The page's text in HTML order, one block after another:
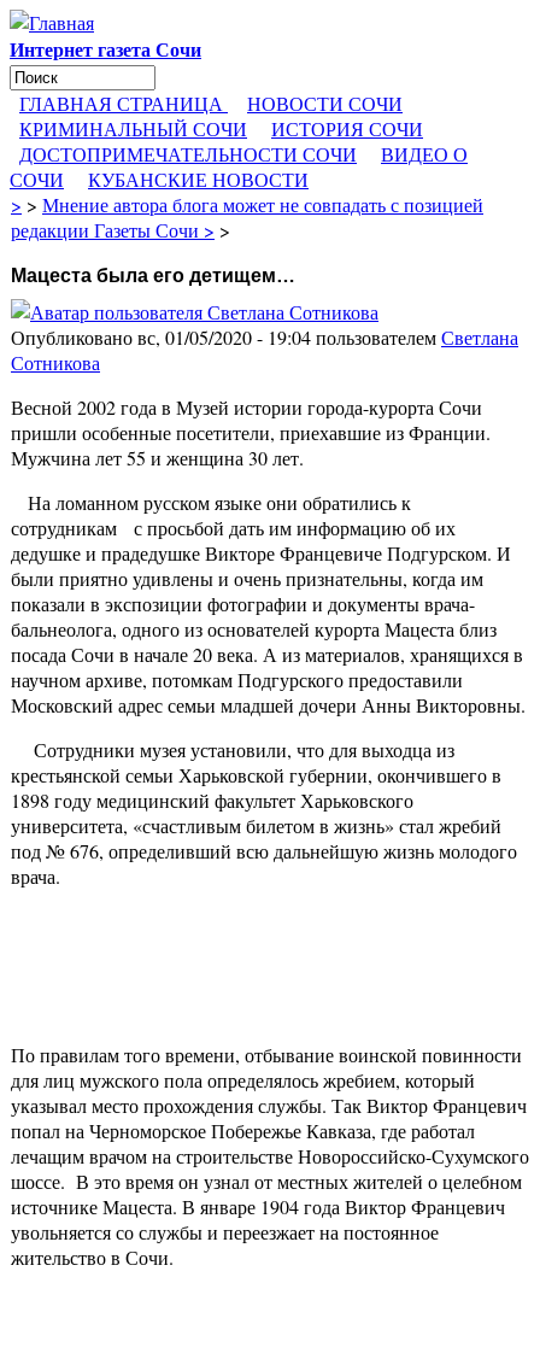
Перейти к основному содержанию
Интернет газета Сочи
Форма поиска
Поиск
ГЛАВНАЯ СТРАНИЦА
НОВОСТИ СОЧИ
КРИМИНАЛЬНЫЙ СОЧИ
ИСТОРИЯ СОЧИ
ДОСТОПРИМЕЧАТЕЛЬНОСТИ СОЧИ
ВИДЕО О
СОЧИ
КУБАНСКИЕ НОВОСТИ
> > Мнение автора блога может не совпадать с позицией
редакции Газеты Сочи > >
Мацеста была его детищем…
Опубликовано вс, 01/05/2020 - 19:04 пользователемСветлана
Сотникова
Весной 2002 года в Музей истории города-курорта Сочи
пришли особенные посетители, приехавшие из Франции.
Мужчина лет 55 и женщина 30 лет.
На ломанном русском языке они обратились к
сотрудникам с просьбой дать им информацию об их
дедушке и прадедушке Викторе Францевиче Подгурском. И
были приятно удивлены и очень признательны, когда им
показали в экспозиции фотографии и документы врача-
бальнеолога, одного из основателей курорта Мацеста близ
посада Сочи в начале 20 века. А из материалов, хранящихся в
научном архиве, потомкам Подгурского предоставили
Московский адрес семьи младшей дочери Анны Викторовны.
Сотрудники музея установили, что для выходца из
крестьянской семьи Харьковской губернии, окончившего в
1898 году медицинский факультет Харьковского
университета, «счастливым билетом в жизнь» стал жребий
под № 676, определивший всю дальнейшую жизнь молодого
врача.
По правилам того времени, отбывание воинской повинности
для лиц мужского пола определялось жребием, который
указывал место прохождения службы. Так Виктор Францевич
попал на Черноморское Побережье Кавказа, где работал
лечащим врачом на строительстве Новороссийско-Сухумского
шоссе. В это время он узнал от местных жителей о целебном
источнике Мацеста. В январе 1904 года Виктор Францевич
увольняется со службы и переезжает на постоянное
жительство в Сочи.